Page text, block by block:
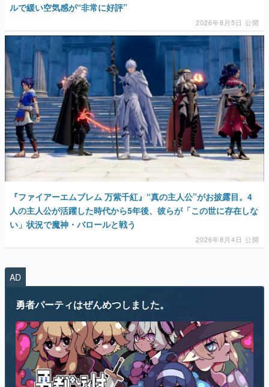
ルで緩い空気感が“非常に好評”
2026年8月5日 公開
『ファイアーエムブレム 万紫千紅』“真の主人公”がお披露目。4
人の主人公が活躍した時代から5年後、彼らが「この世に存在しな
い」状況で魔神・バロールと戦う
2026年8月4日 公開
AD
勇者パーティはぜんめつしました。